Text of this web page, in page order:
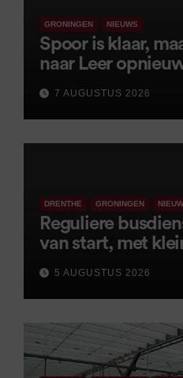
GRONINGEN NIEUWS
Spoor is klaar,
naar Leer
7 AUGUSTUS 2026
DRENTHE GRONINGEN
Reguliere
van start, met
5 AUGUSTUS 2026